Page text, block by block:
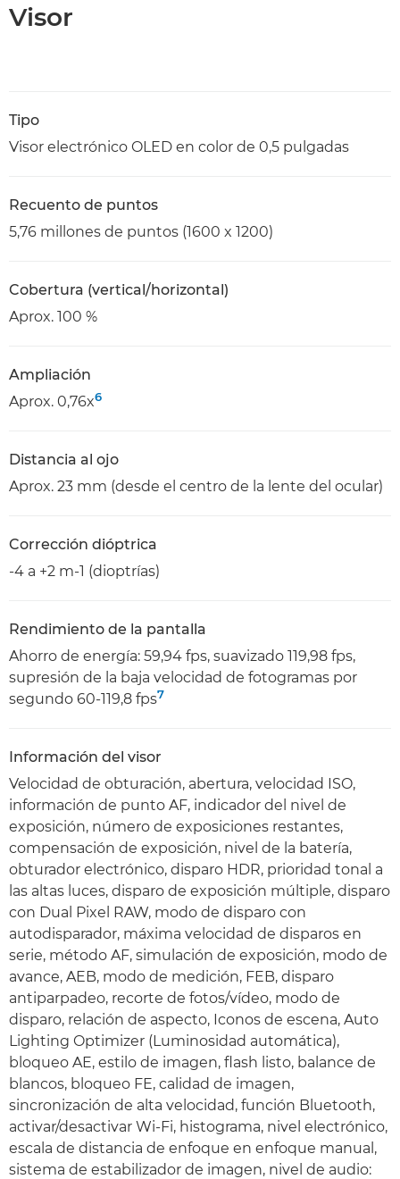
Visor
Tipo
Visor electrónico OLED en color de 0,5 pulgadas
Recuento de puntos
5,76 millones de puntos (1600 x 1200)
Cobertura (vertical/horizontal)
Aprox. 100 %
Ampliación
Aprox. 0,76x6
Distancia al ojo
Aprox. 23 mm (desde el centro de la lente del ocular)
Corrección dióptrica
-4 a +2 m-1 (dioptrías)
Rendimiento de la pantalla
Ahorro de energía: 59,94 fps, suavizado 119,98 fps,
supresión de la baja velocidad de fotogramas por
segundo 60-119,8 fps7
Información del visor
Velocidad de obturación, abertura, velocidad ISO,
información de punto AF, indicador del nivel de
exposición, número de exposiciones restantes,
compensación de exposición, nivel de la batería,
obturador electrónico, disparo HDR, prioridad tonal a
las altas luces, disparo de exposición múltiple, disparo
con Dual Pixel RAW, modo de disparo con
autodisparador, máxima velocidad de disparos en
serie, método AF, simulación de exposición, modo de
avance, AEB, modo de medición, FEB, disparo
antiparpadeo, recorte de fotos/vídeo, modo de
disparo, relación de aspecto, Iconos de escena, Auto
Lighting Optimizer (Luminosidad automática),
bloqueo AE, estilo de imagen, flash listo, balance de
blancos, bloqueo FE, calidad de imagen,
sincronización de alta velocidad, función Bluetooth,
activar/desactivar Wi-Fi, histograma, nivel electrónico,
escala de distancia de enfoque en enfoque manual,
sistema de estabilizador de imagen, nivel de audio: